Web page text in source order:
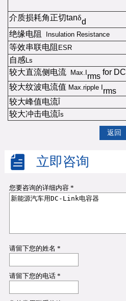
介质损耗角正切tanδd
绝缘电阻
Insulation Resistance
等效串联电阻 ESR
自感Ls
较大直流侧电流
Max.I rms for DC
较大纹波电流值 Max.ripple I rms
较大峰值电流Î
较大冲击电流Îs
返回
立即咨询
您要咨询的详细内容 *
请留下您的姓名 *
请留下您的电话 *